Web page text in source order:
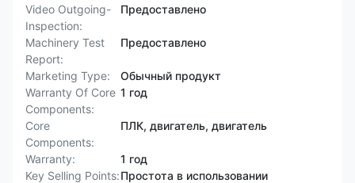
Video Outgoing-
Inspection:
Предоставлено
Machinery Test
Report:
Предоставлено
Marketing Type:
Обычный продукт
Warranty Of Core
Components:
1 год
Core
Components:
ПЛК, двигатель, двигатель
Warranty:
1 год
Key Selling Points:Простота в использовании